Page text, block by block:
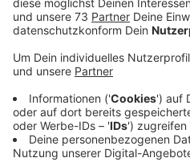
Anzeige
Anzeige